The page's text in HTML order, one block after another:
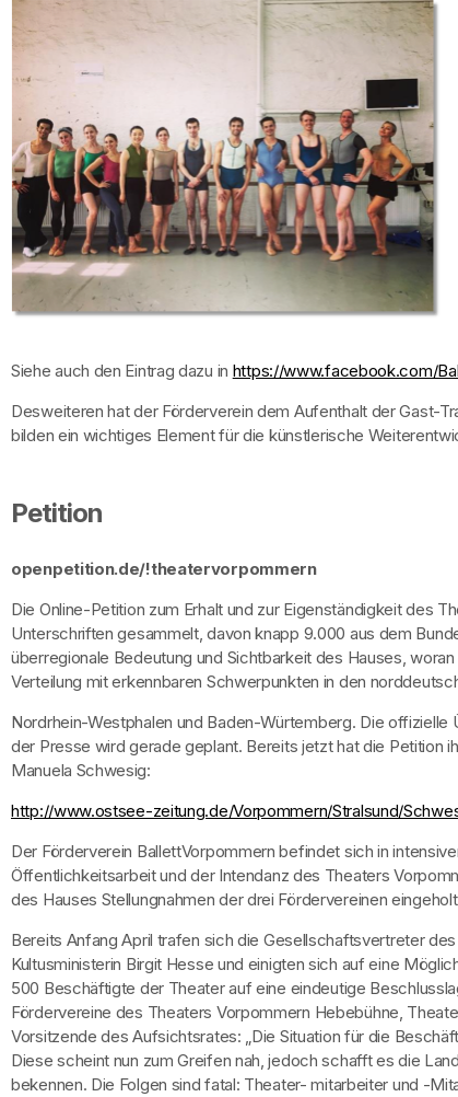
Siehe auch den Eintrag dazu in https://www.facebook.com/
Desweiteren hat der Förderverein dem Aufenthalt der Gast-
bilden ein wichtiges Element für die künstlerische
Petition
openpetition.de/!theatervorpommern
Die Online-Petition zum Erhalt und zur Eigenständigkeit des
Unterschriften gesammelt, davon knapp 9.000 aus dem
überregionale Bedeutung und Sichtbarkeit des Hauses,
Verteilung mit erkennbaren Schwerpunkten in den
Nordrhein-Westphalen und Baden-Würtemberg. Die
der Presse wird gerade geplant. Bereits jetzt hat die Petition
Manuela Schwesig:
http://www.ostsee-zeitung.de/Vorpommern/Stralsund/
Der Förderverein BallettVorpommern befindet sich in
Öffentlichkeitsarbeit und der Intendanz des Theaters
des Hauses Stellungnahmen der drei Fördervereinen
Bereits Anfang April trafen sich die Gesellschaftsvertreter
Kultusministerin Birgit Hesse und einigten sich auf eine
500 Beschäftigte der Theater auf eine eindeutige
Fördervereine des Theaters Vorpommern Hebebühne,
Vorsitzende des Aufsichtsrates: „Die Situation für die
Diese scheint nun zum Greifen nah, jedoch schafft es die
bekennen. Die Folgen sind fatal: Theater- mitarbeiter und -